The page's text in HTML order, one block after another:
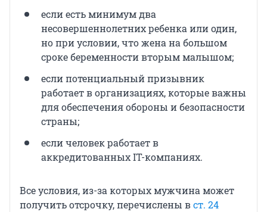
если есть минимум два
несовершеннолетних ребенка или один,
но при условии, что жена на большом
сроке беременности вторым малышом;
если потенциальный призывник
работает в организациях, которые важны
для обеспечения обороны и безопасности
страны;
если человек работает в
аккредитованных IT-компаниях.
Все условия, из-за которых мужчина может
получить отсрочку, перечислены вст. 24